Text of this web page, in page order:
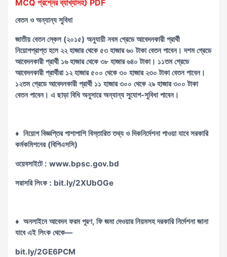
MCQ প্রশ্নের ব্যাখ্যাসহ) PDF
বেতন ও অন্যান্য সুবিধা
জাতীয় বেতন স্কেল (২০১৫) অনুযায়ী নবম গ্রেডে আবেদনকারী প্রার্থী
নিয়োগপ্রাপ্ত হলে ২২ হাজার থেকে ৫৩ হাজার ৬০ টাকা বেতন পাবেন। দশম গ্রেডে
আবেদনকারী প্রার্থী ১৬ হাজার থেকে ৩৮ হাজার ৬৪০ টাকা। ১১তম গ্রেডে
আবেদনকারী প্রার্থীরা ১২ হাজার ৫০০ থেকে ৩০ হাজার ২৩০ টাকা বেতন পাবেন।
১২তম গ্রেডে আবেদনকারী প্রার্থী ১১ হাজার ৩০০ থেকে ২৯ হাজার ৩০০ টাকা
বেতন পাবেন। এ ছাড়া বিধি অনুসারে অন্যান্য সুযোগ-সুবিধা পাবেন।
♦ নিয়োগ বিজ্ঞপ্তির পাশাপাশি বিস্তারিত তথ্য ও দিকনির্দেশনা পাওয়া যাবে সরকারি
কর্মকমিশনের (বিপিএসসি)
ওয়েবসাইটে : www.bpsc.gov.bd
সরাসরি লিংক : bit.ly/2XUbOGe
♦ অনলাইনে আবেদন ফরম পূরণ, ফি জমা দেওয়ার নিয়মসহ দরকারি নির্দেশনা জানা
যাবে এই লিংক থেকে—
bit.ly/2GE6PCM